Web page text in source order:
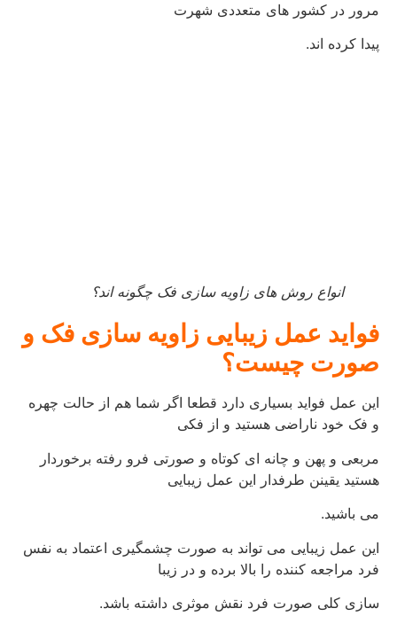
مرور در کشور های متعددی شهرت
پیدا کرده اند.
انواع روش های زاویه سازی فک چگونه اند؟
فواید عمل زیبایی زاویه سازی فک و
صورت چیست؟
این عمل فواید بسیاری دارد قطعا اگر شما هم از حالت چهره
و فک خود ناراضی هستید و از فکی
مربعی و پهن و چانه ای کوتاه و صورتی فرو رفته برخوردار
هستید یقینن طرفدار این عمل زیبایی
می باشید.
این عمل زیبایی می تواند به صورت چشمگیری اعتماد به نفس
فرد مراجعه کننده را بالا برده و در زیبا
سازی کلی صورت فرد نقش موثری داشته باشد.